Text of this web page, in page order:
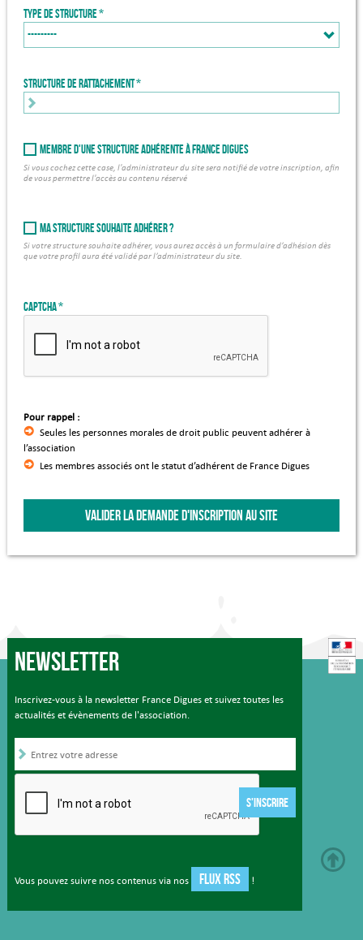
Type de structure
Structure de rattachement *
Membre d'une structure adhérente à France Digues
Si vous cochez cette case, l'administrateur du site sera notifié de votre inscription, afin
de vous permettre l'accès au contenu réservé
Ma structure souhaite adhérer ?
Si votre structure souhaite adhérer, vous aurez accès à un formulaire d’adhésion dès
que votre profil aura été validé par l’administrateur du site.
Captcha
Pour rappel :
Seules les personnes morales de droit public peuvent adhérer à
l’association
Les membres associés ont le statut d’adhérent de France Digues
VALIDER LA DEMANDE D'INSCRIPTION AU SITE
Newsletter
Inscrivez-vous à la newsletter France Digues et suivez toutes les
actualités et évènements de l'association.
S'INSCRIRE
Vous pouvez suivre nos contenus via nos FLUX RSS !